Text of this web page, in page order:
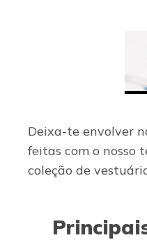
Deixa-te envolver
feitas com o nosso
coleção de